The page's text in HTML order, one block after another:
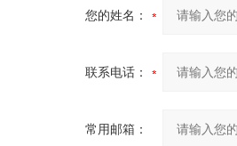
您的姓名：
联系电话：
常用邮箱：